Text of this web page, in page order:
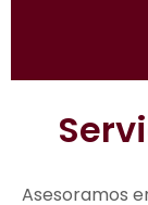
Asesoramos